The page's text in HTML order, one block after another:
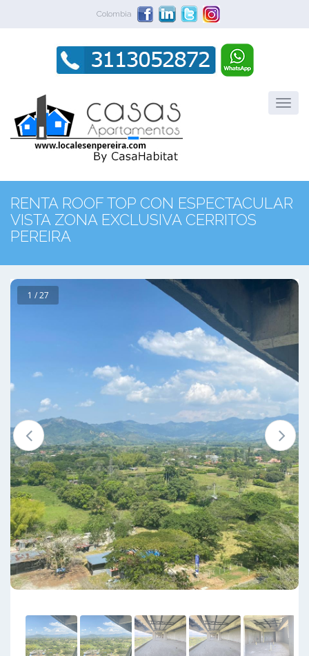
Colombia
RENTA ROOF TOP CON ESPECTACULAR
VISTA ZONA EXCLUSIVA CERRITOS
PEREIRA
1 / 27